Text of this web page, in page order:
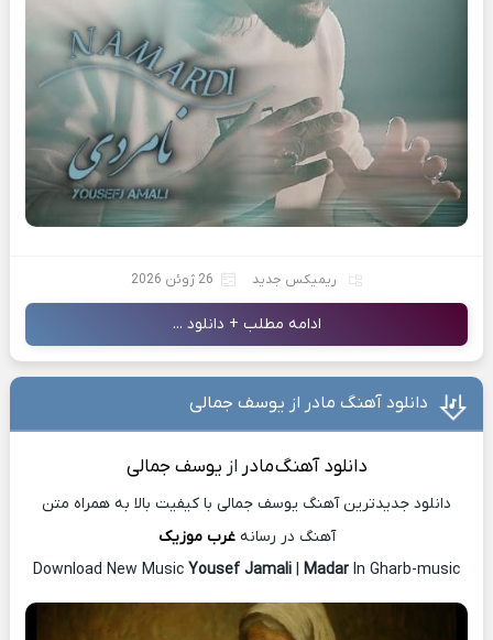
ریمیکس جدید 26 ژوئن 2026
ادامه مطلب + دانلود ...
دانلود آهنگ مادر از یوسف جمالی
دانلود آهنگمادر از یوسف جمالی
دانلود جدیدترین آهنگ یوسف جمالی با کیفیت بالا به همراه متن
آهنگ در رسانهغرب موزیک
Download New Music Yousef Jamali | Madar In Gharb-music